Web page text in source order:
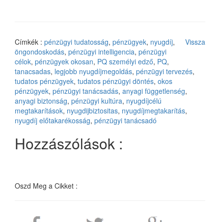
Vissza
Címkék : pénzügyi tudatosság, pénzügyek, nyugdíj,
öngondoskodás, pénzügyi intelligencia, pénzügyi
célok, pénzügyek okosan, PQ személyi edző, PQ,
tanacsadas, legjobb nyugdíjmegoldás, pénzügyi tervezés,
tudatos pénzügyek, tudatos pénzügyi döntés, okos
pénzügyek, pénzügyi tanácsadás, anyagi függetlenség,
anyagi biztonság, pénzügyi kultúra, nyugdíjcélú
megtakarítások, nyugdijbiztositas, nyugdíjmegtakarítás,
nyugdíj előtakarékosság, pénzügyi tanácsadó
Hozzászólások :
Oszd Meg a Cikket :